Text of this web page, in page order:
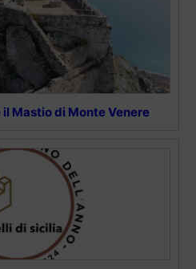
Mastio di Monte Venere